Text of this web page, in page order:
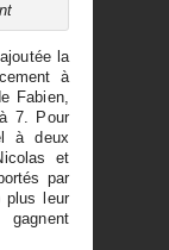
la
à
Fabien,
7. Pour
à deux
et
par
plus leur